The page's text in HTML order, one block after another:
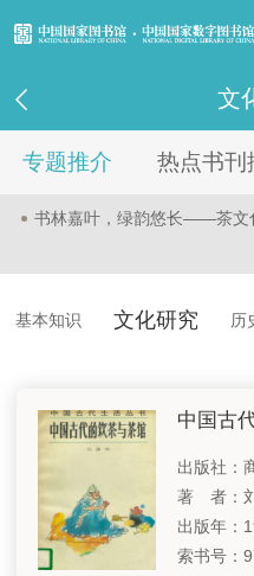
资讯信息
业界服务
少儿馆
重点项目
国家图书馆基金会
文
专题推介 热点书刊
书林嘉叶，绿韵悠长——茶文
控制体重 健康人生—国民健
古朴时尚的民族特色—中国非
书启家途，育梦有方—家庭教
智慧结晶 历久弥珍—中国珠宝
纵贯南北 融古通今——北京
基本知识 文化研究 历
中国古
出版社：
著 者：
出版年：
索书号：